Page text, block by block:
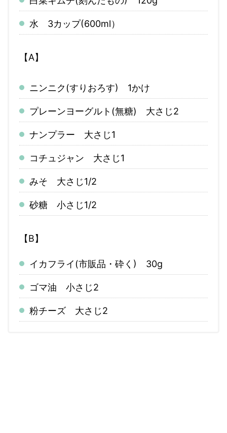
水 3カップ(600ml）
【A】
ニンニク(すりおろす) 1かけ
プレーンヨーグルト(無糖) 大さじ2
ナンプラー 大さじ1
コチュジャン 大さじ1
みそ 大さじ1/2
砂糖 小さじ1/2
【B】
イカフライ(市販品・砕く) 30g
ゴマ油 小さじ2
粉チーズ 大さじ2